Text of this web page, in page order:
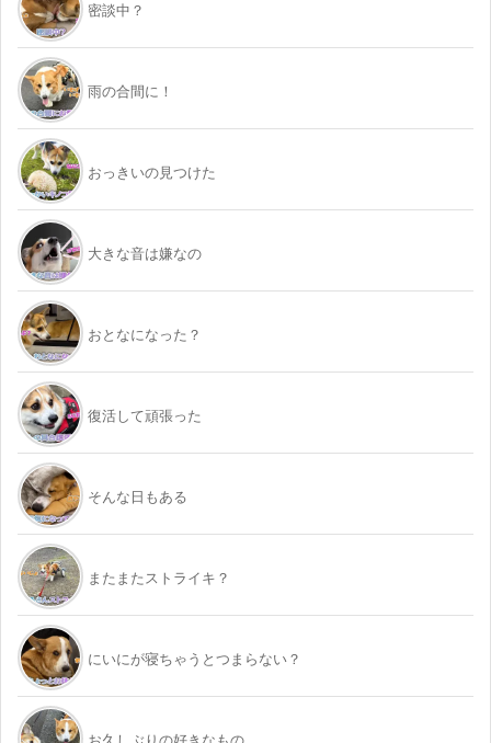
密談中？
雨の合間に！
おっきいの見つけた
大きな音は嫌なの
おとなになった？
復活して頑張った
そんな日もある
またまたストライキ？
にいにが寝ちゃうとつまらない？